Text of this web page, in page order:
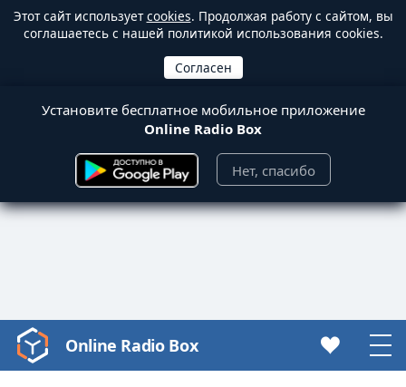
Этот сайт используетcookies. Продолжая работу с сайтом, вы
соглашаетесь с нашей политикой использования cookies.
Установите бесплатное мобильное приложение
Online Radio Box
Нет, спасибо
Video
Player
Online Radio Box